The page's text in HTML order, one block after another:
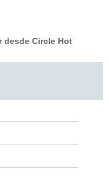
desde Circle Hot